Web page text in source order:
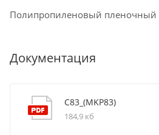
Полипропиленовый пленочный
Документация
C83_(MKP83)
184,9 кб